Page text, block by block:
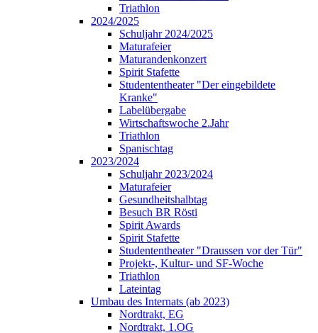
Triathlon
2024/2025
Schuljahr 2024/2025
Maturafeier
Maturandenkonzert
Spirit Stafette
Studententheater "Der eingebildete
Kranke"
Labelübergabe
Wirtschaftswoche 2.Jahr
Triathlon
Spanischtag
2023/2024
Schuljahr 2023/2024
Maturafeier
Gesundheitshalbtag
Besuch BR Rösti
Spirit Awards
Spirit Stafette
Studententheater "Draussen vor der Tür"
Projekt-, Kultur- und SF-Woche
Triathlon
Lateintag
Umbau des Internats (ab 2023)
Nordtrakt, EG
Nordtrakt, 1.OG